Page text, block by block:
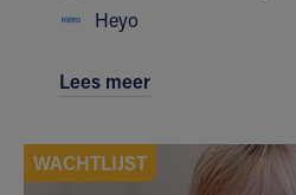
Heyo
Lees meer
WACHTLIJST